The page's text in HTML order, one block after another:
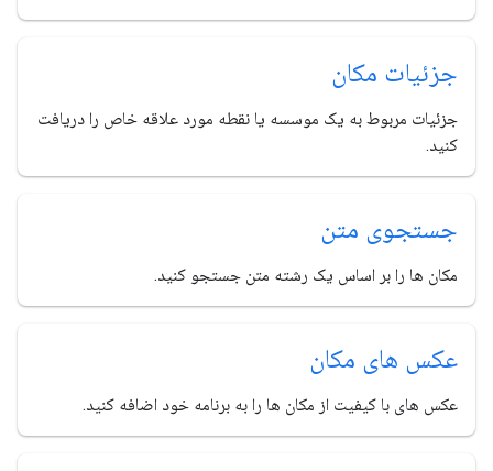
جزئیات مکان
جزئیات مربوط به یک موسسه یا نقطه مورد علاقه خاص را دریافت
کنید.
جستجوی متن
مکان ها را بر اساس یک رشته متن جستجو کنید.
عکس های مکان
عکس های با کیفیت از مکان ها را به برنامه خود اضافه کنید.